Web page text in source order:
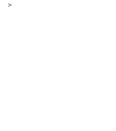
>